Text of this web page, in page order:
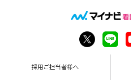
採用ご担当者様へ